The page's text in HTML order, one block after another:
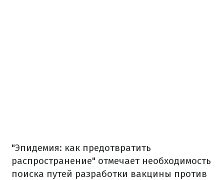
"Эпидемия: как предотвратить
распространение" отмечает необходимость
поиска путей разработки вакцины против